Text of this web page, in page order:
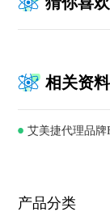
相关资料
艾美捷代理品
产品分类